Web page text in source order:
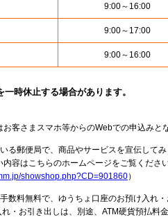
9:00～16:00
9:00～17:00
9:00～16:00
時休止する場合があります。
客さまスマホ等からのWebでの申込みと
る郵便局で、商品やサービスを宣伝して
容はこちらのホームページをご覧くださ
showshop.php?CD=901860）
数料無料で、ゆうちょ口座のお預け入れ
・お引き出しは、別途、ATM硬貨預払料